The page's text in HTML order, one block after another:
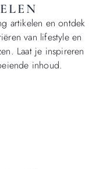
artikelen en ontdek
van lifestyle en
Laat je inspireren
inhoud.